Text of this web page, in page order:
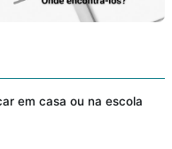
em casa ou na escola